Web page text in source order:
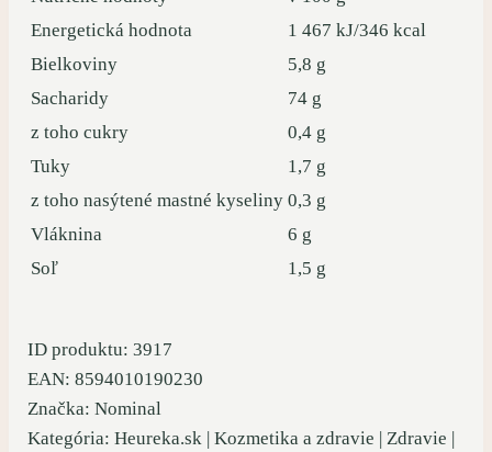
Energetická hodnota
1 467 kJ/346 kcal
Bielkoviny
5,8 g
Sacharidy
74 g
z toho cukry
0,4 g
Tuky
1,7 g
z toho nasýtené mastné kyseliny 0,3 g
Vláknina
6 g
Soľ
1,5 g
ID produktu: 3917
EAN: 8594010190230
Značka: Nominal
Kategória: Heureka.sk | Kozmetika a zdravie | Zdravie |